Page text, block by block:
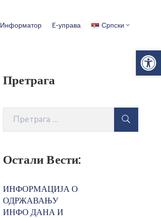
Информатор E-управа Српски
Претрага
Остали Вести:
ИНФОРМАЦИЈА О
ОДРЖАВАЊУ
ИНФО ДАНА И